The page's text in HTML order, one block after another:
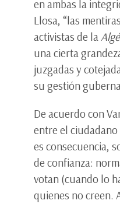
en ambas la
Llosa, “las
activistas de la
una cierta
juzgadas y
su gestión
De acuerdo con
entre el
es consecuencia,
de confianza:
votan (cuando lo
quienes no creen.